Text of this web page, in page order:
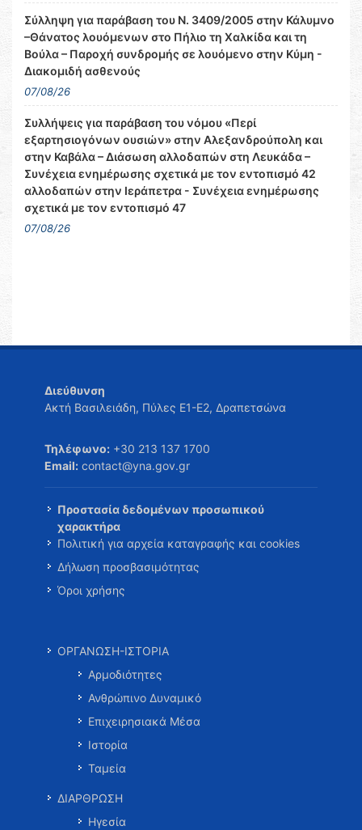
Σύλληψη για παράβαση του Ν. 3409/2005 στην Κάλυμνο
–Θάνατος λουόμενων στο Πήλιο τη Χαλκίδα και τη
Βούλα – Παροχή συνδρομής σε λουόμενο στην Κύμη -
Διακομιδή ασθενούς
07/08/26
Συλλήψεις για παράβαση του νόμου «Περί
εξαρτησιογόνων ουσιών» στην Αλεξανδρούπολη και
στην Καβάλα – Διάσωση αλλοδαπών στη Λευκάδα –
Συνέχεια ενημέρωσης σχετικά με τον εντοπισμό 42
αλλοδαπών στην Ιεράπετρα - Συνέχεια ενημέρωσης
σχετικά με τον εντοπισμό 47
07/08/26
Διεύθυνση
Ακτή Βασιλειάδη, Πύλες Ε1-Ε2, Δραπετσώνα
Τηλέφωνο: +30 213 137 1700
Email: contact@yna.gov.gr
Προστασία δεδομένων προσωπικού
χαρακτήρα
Πολιτική για αρχεία καταγραφής και cookies
Δήλωση προσβασιμότητας
Όροι χρήσης
ΟΡΓΑΝΩΣΗ-ΙΣΤΟΡΙΑ
Αρμοδιότητες
Ανθρώπινο Δυναμικό
Επιχειρησιακά Μέσα
Ιστορία
Ταμεία
ΔΙΑΡΘΡΩΣΗ
Ηγεσία